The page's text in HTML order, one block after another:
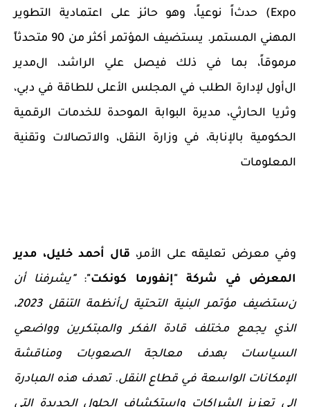
Expo
) حدثاً نوعياً، وهو حائز على اعتمادية التطوير
المهني المستمر. يستضيف المؤتمر أكثر من 90 متحدثا
مرموقاً، بما في ذلك فيصل علي الراشد، المدير
الأول لإدارة الطلب في المجلس الأعلى للطاقة في دبي،
وثريا الحارثي، مديرة البوابة الموحدة للخدمات الرقمية
الحكومية بالإنابة، في وزارة النقل، والاتصالات وتقنية
المعلومات
وفي معرض تعليقه على الأمر، قال أحمد خليل، مدير
المعرض في شركة "إنفورما كونكت"
:
"يشرفنا أن
نستضيف مؤتمر البنية التحتية لأنظمة ا
لتنقل 2023،
الذي يجمع مختلف قادة الفكر والمبتكرين وواضعي
السياساتبهدف معالجة الصعوبات ومناقشة
الإمكاناتالواسعة في قطاع النقل.تهدفهذه المبادرة
إلى تعزيز الشراكات واستكشاف الحلولالجديدةالتي